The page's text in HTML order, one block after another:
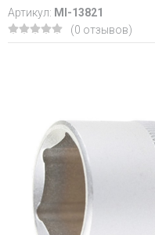
Артикул: MI-13821
(0 отзывов)